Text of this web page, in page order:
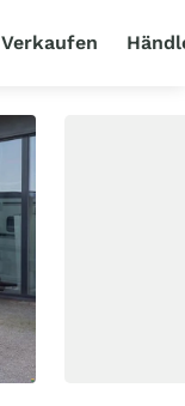
Verkaufen